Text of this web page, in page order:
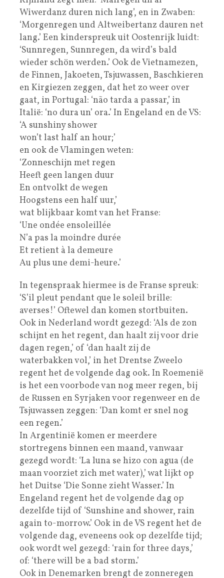
Wiwerdanz duren nich lang’, en in Zwaben:
‘Morgenregen und Altweibertanz dauren net
lang.’ Een kinderspreuk uit Oostenrijk luidt:
‘Sunnregen, Sunnregen, da wird’s bald
wieder schön werden.’ Ook de Vietnamezen,
de Finnen, Jakoeten, Tsjuwassen, Baschkieren
en Kirgiezen zeggen, dat het zo weer over
gaat, in Portugal: ‘não tarda a passar,’ in
Italië: ‘no dura un’ ora.’ In Engeland en de VS:
‘A sunshiny shower
won’t last half an hour;’
en ook de Vlamingen weten:
‘Zonneschijn met regen
Heeft geen langen duur
En ontvolkt de wegen
Hoogstens een half uur,’
wat blijkbaar komt van het Franse:
‘Une ondée ensoleillée
N’a pas la moindre durée
Et retient à la demeure
Au plus une demi-heure.’
In tegenspraak hiermee is de Franse spreuk:
‘S’il pleut pendant que le soleil brille:
averses!’ Oftewel dan komen stortbuiten.
Ook in Nederland wordt gezegd: ‘Als de zon
schijnt en het regent, dan haalt zij voor drie
dagen regen,’ of ‘dan haalt zij de
waterbakken vol,’ in het Drentse Zweelo
regent het de volgende dag ook. In Roemenië
is het een voorbode van nog meer regen, bij
de Russen en Syrjaken voor regenweer en de
Tsjuwassen zeggen: ‘Dan komt er snel nog
een regen.’
In Argentinië komen er meerdere
stortregens binnen een maand, vanwaar
gezegd wordt: ‘La luna se hizo con agua (de
maan voorziet zich met water),’ wat lijkt op
het Duitse ‘Die Sonne zieht Wasser.’ In
Engeland regent het de volgende dag op
dezelfde tijd of ‘Sunshine and shower, rain
again to-morrow.’ Ook in de VS regent het de
volgende dag, eveneens ook op dezelfde tijd;
ook wordt wel gezegd: ‘rain for three days,’
of: ‘there will be a bad storm.’
Ook in Denemarken brengt de zonneregen